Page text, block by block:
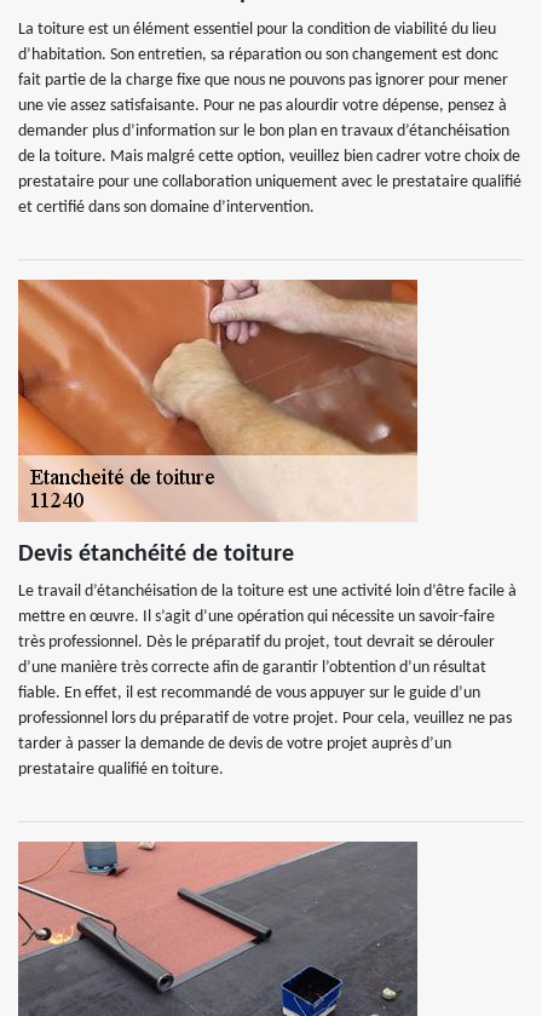
La toiture est un élément essentiel pour la condition de viabilité du lieu
d’habitation. Son entretien, sa réparation ou son changement est donc
fait partie de la charge fixe que nous ne pouvons pas ignorer pour mener
une vie assez satisfaisante. Pour ne pas alourdir votre dépense, pensez à
demander plus d’information sur le bon plan en travaux d’étanchéisation
de la toiture. Mais malgré cette option, veuillez bien cadrer votre choix de
prestataire pour une collaboration uniquement avec le prestataire qualifié
et certifié dans son domaine d’intervention.
Devis étanchéité de toiture
Le travail d’étanchéisation de la toiture est une activité loin d’être facile à
mettre en œuvre. Il s’agit d’une opération qui nécessite un savoir-faire
très professionnel. Dès le préparatif du projet, tout devrait se dérouler
d’une manière très correcte afin de garantir l’obtention d’un résultat
fiable. En effet, il est recommandé de vous appuyer sur le guide d’un
professionnel lors du préparatif de votre projet. Pour cela, veuillez ne pas
tarder à passer la demande de devis de votre projet auprès d’un
prestataire qualifié en toiture.